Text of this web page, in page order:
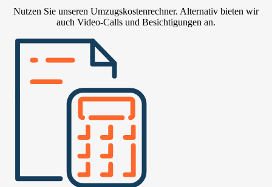
Nutzen Sie unseren Umzugskostenrechner. Alternativ bieten wir
auch Video-Calls und Besichtigungen an.